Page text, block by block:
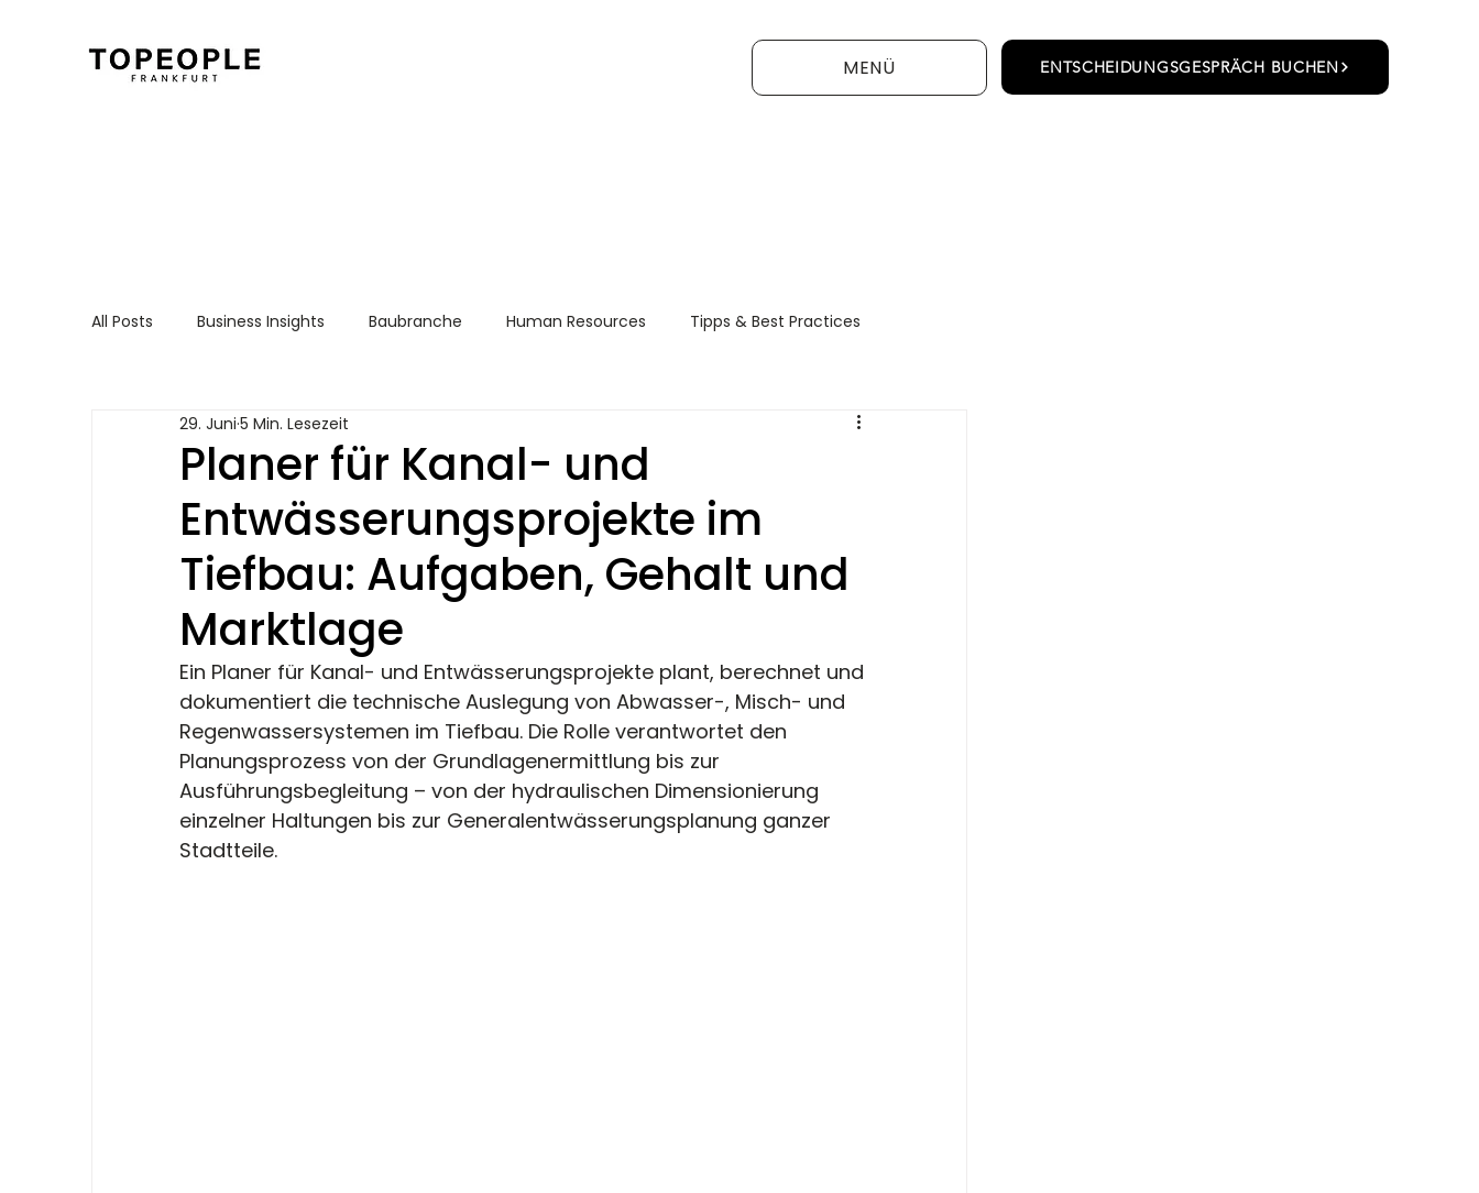
MENÜ ENTSCHEIDUNGSGESPRÄCH BUCHEN
All Posts Business Insights Baubranche Human Resources Tipps & Best Practices
Planer für Kanal- und
Entwässerungsprojekte im
Tiefbau: Aufgaben, Gehalt und
Marktlage
29. Juni 5 Min. Lesezeit
Ein Planer für Kanal- und Entwässerungsprojekte plant, berechnet und
dokumentiert die technische Auslegung von Abwasser-, Misch- und
Regenwassersystemen im Tiefbau. Die Rolle verantwortet den
Planungsprozess von der Grundlagenermittlung bis zur
Ausführungsbegleitung – von der hydraulischen Dimensionierung
einzelner Haltungen bis zur Generalentwässerungsplanung ganzer
Stadtteile.